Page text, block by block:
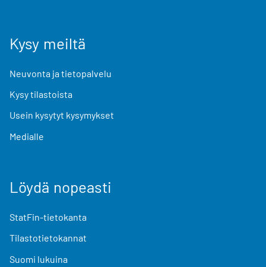
Kysy meiltä
Neuvonta ja tietopalvelu
Kysy tilastoista
Usein kysytyt kysymykset
Medialle
Löydä nopeasti
StatFin-tietokanta
Tilastotietokannat
Suomi lukuina